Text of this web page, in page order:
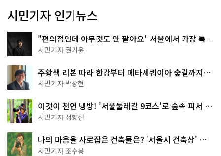
시민기자 인기뉴스
"편의점인데 아무것도 안 팔아요" 서울에서 가장 특별
한 편의점의 정체
시민기자 권기윤
주황색 리본 따라 한강부터 메타세쿼이아 숲길까지…
서울둘레길 15코스
시민기자 박상현
이것이 천연 냉방! '서울둘레길 9코스'로 숲속 피서 떠
나볼까
시민기자 정향선
나의 마음을 사로잡은 건축물은? '서울시 건축상' 수
상작 공개!
시민기자 조수봉